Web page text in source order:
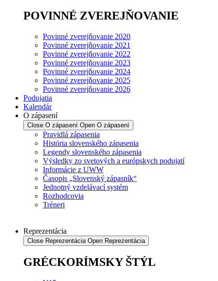
POVINNÉ ZVEREJŇOVANIE
Povinné zverejňovanie 2020
Povinné zverejňovanie 2021
Povinné zverejňovanie 2022
Povinné zverejňovanie 2023
Povinné zverejňovanie 2024
Povinné zverejňovanie 2025
Povinné zverejňovanie 2026
Podujatia
Kalendár
O zápasení
Close O zápasení Open O zápasení
Pravidlá zápasenia
História slovenského zápasenia
Legendy slovenského zápasenia
Výsledky zo svetových a európskych podujatí
Informácie z UWW
Časopis „Slovenský zápasník“
Jednotný vzdelávací systém
Rozhodcovia
Tréneri
Reprezentácia
Close Reprezentácia Open Reprezentácia
GRÉCKORÍMSKY ŠTÝL